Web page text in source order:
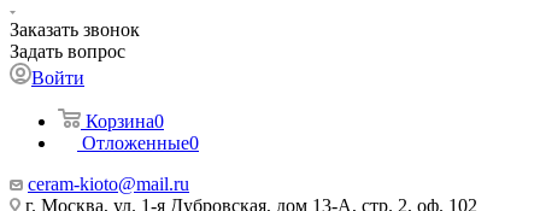
Заказать звонок
Задать вопрос
Войти
Корзина0
Отложенные0
ceram-kioto@mail.ru
г. Москва, ул. 1-я Дубровская, дом 13-А, стр. 2, оф. 102